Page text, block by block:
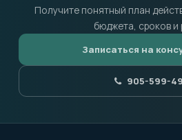
Получите понятный план
бюджета, сроков и
Записаться на
905-599-